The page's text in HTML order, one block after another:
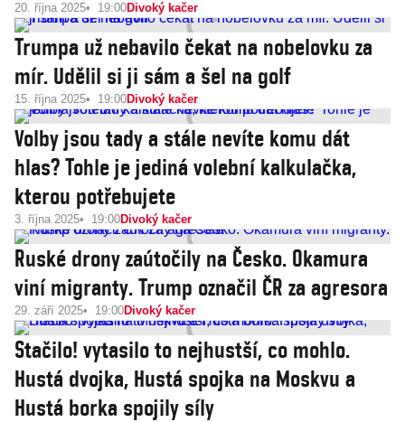
20. října 2025 19:00Divoký kačer
Trumpa už nebavilo čekat na nobelovku za
mír. Udělil si ji sám a šel na golf
15. října 2025 19:00Divoký kačer
Volby jsou tady a stále nevíte komu dát
hlas? Tohle je jediná volební kalkulačka,
kterou potřebujete
3. října 2025 19:00Divoký kačer
Ruské drony zaútočily na Česko. Okamura
viní migranty. Trump označil ČR za agresora
29. září 2025 19:00Divoký kačer
Stačilo! vytasilo to nejhustší, co mohlo.
Hustá dvojka, Hustá spojka na Moskvu a
Hustá borka spojily síly